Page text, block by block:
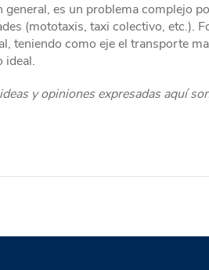
es un problema complejo
(mototaxis, taxi colectivo, etc.).
teniendo como eje el transporte
ideal.
y opiniones expresadas aquí